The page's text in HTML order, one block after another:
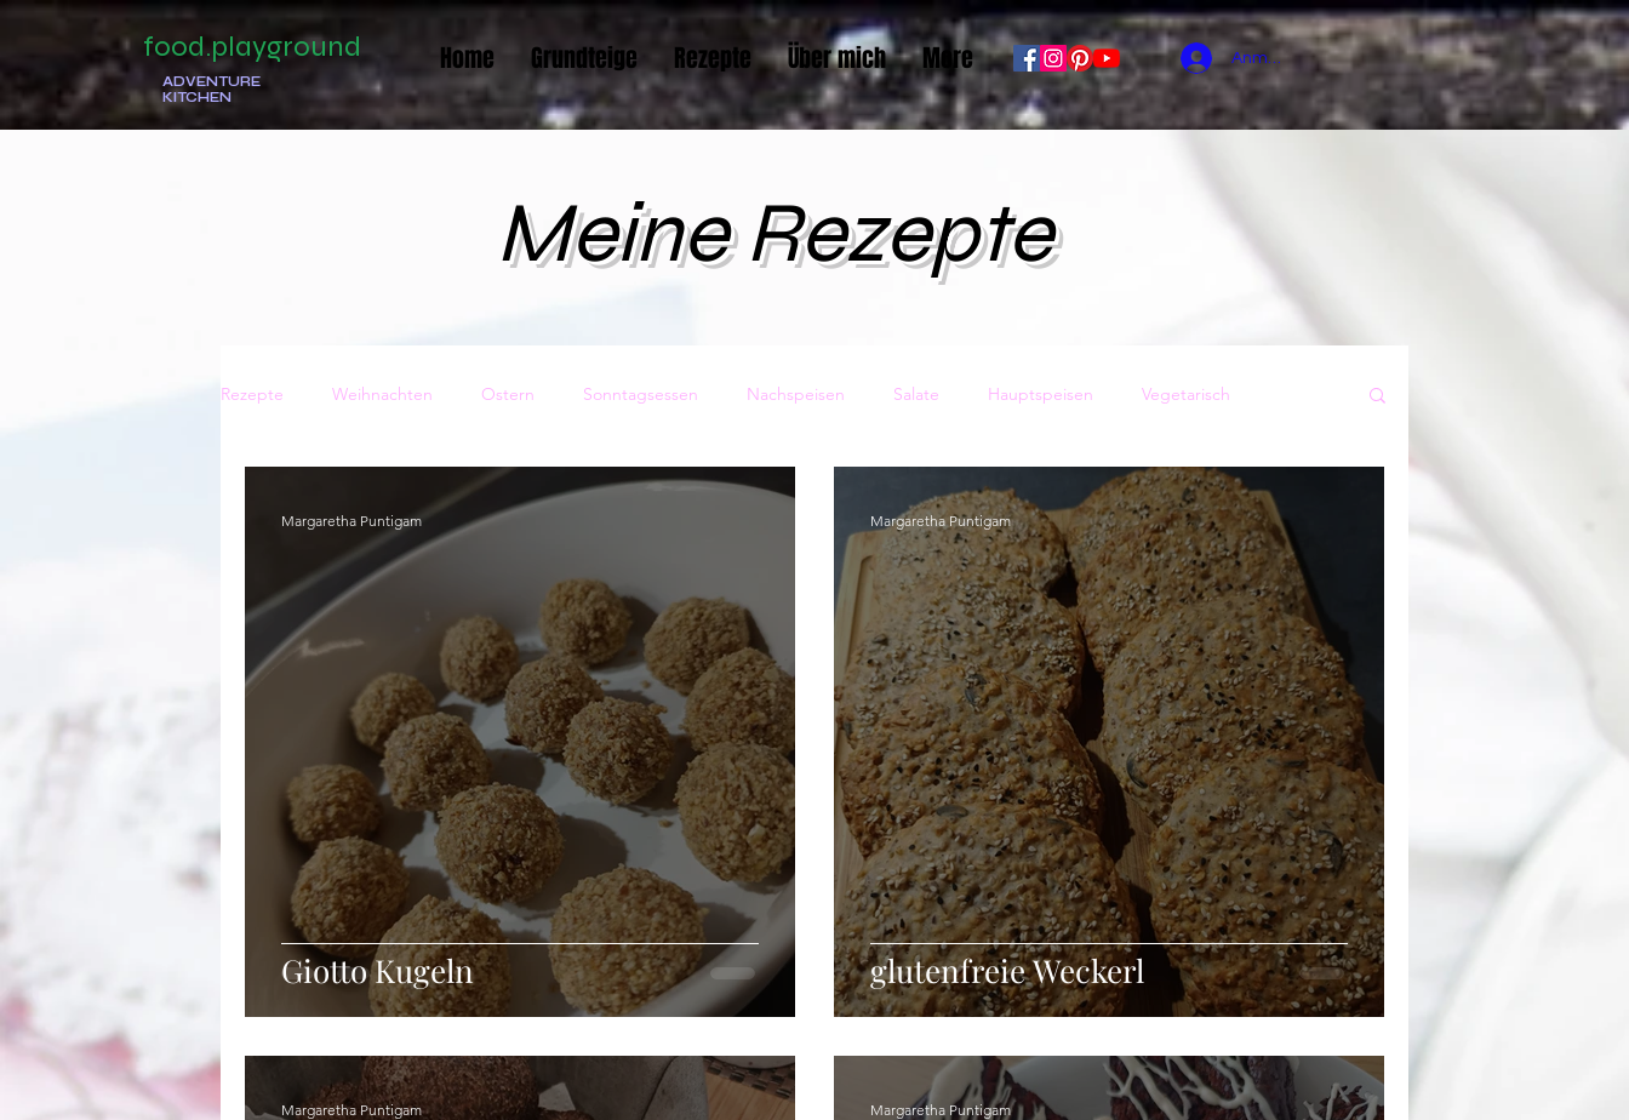
food.playground
ADVENTURE
KITCHEN
Home Grundteige Rezepte Über mich More Anmelden
Meine Rezepte
Rezepte Weihnachten Ostern Sonntagsessen Nachspeisen Salate Hauptspeisen Vegetarisch
Italienisch Gesundheit Vorspeisen Pasta Eis Sommer Kuchen
Winter Suppe Grillen Fingerfood Aufstriche Beilagen Silvester
Vorspeisen Zuckerarm Vegan Glutenfrei
Giotto Kugeln
Margaretha Puntigam
glutenfreie Weckerl
Margaretha Puntigam
Margaretha Puntigam Margaretha Puntigam